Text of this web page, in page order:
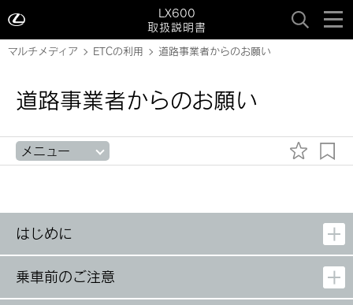
LX600
取扱説明書
マルチメディア ETCの利用 道路事業者からのお願い
道路事業者からのお願い
メニュー
はじめに
乗車前のご注意